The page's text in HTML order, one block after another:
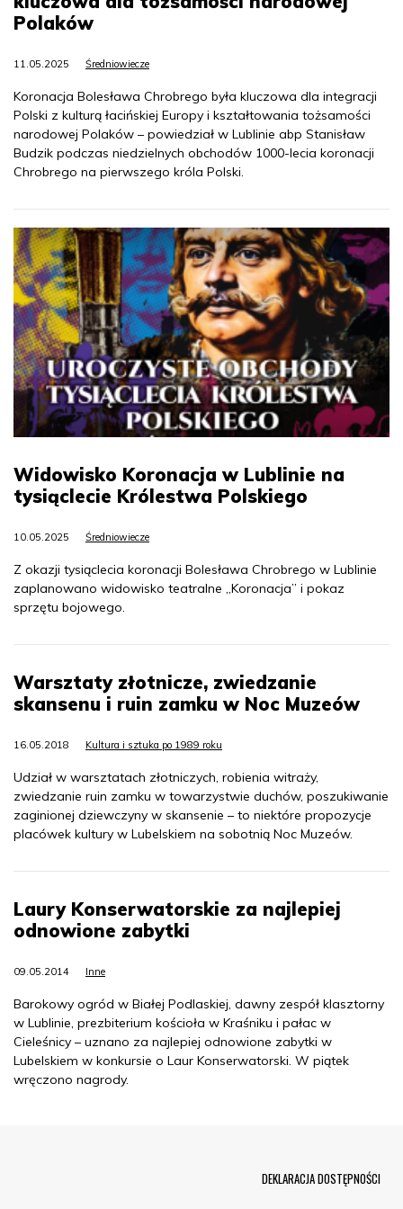
Polaków
11.05.2025 Średniowiecze
Koronacja Bolesława Chrobrego była kluczowa dla integracji
Polski z kulturą łacińskiej Europy i kształtowania tożsamości
narodowej Polaków – powiedział w Lublinie abp Stanisław
Budzik podczas niedzielnych obchodów 1000-lecia koronacji
Chrobrego na pierwszego króla Polski.
Widowisko Koronacja w Lublinie na
tysiąclecie Królestwa Polskiego
10.05.2025 Średniowiecze
Z okazji tysiąclecia koronacji Bolesława Chrobrego w Lublinie
zaplanowano widowisko teatralne „Koronacja” i pokaz
sprzętu bojowego.
Warsztaty złotnicze, zwiedzanie
skansenu i ruin zamku w Noc Muzeów
16.05.2018 Kultura i sztuka po 1989 roku
Udział w warsztatach złotniczych, robienia witraży,
zwiedzanie ruin zamku w towarzystwie duchów, poszukiwanie
zaginionej dziewczyny w skansenie – to niektóre propozycje
placówek kultury w Lubelskiem na sobotnią Noc Muzeów.
Laury Konserwatorskie za najlepiej
odnowione zabytki
09.05.2014 Inne
Barokowy ogród w Białej Podlaskiej, dawny zespół klasztorny
w Lublinie, prezbiterium kościoła w Kraśniku i pałac w
Cieleśnicy – uznano za najlepiej odnowione zabytki w
Lubelskiem w konkursie o Laur Konserwatorski. W piątek
wręczono nagrody.
DEKLARACJA DOSTĘPNOŚCI